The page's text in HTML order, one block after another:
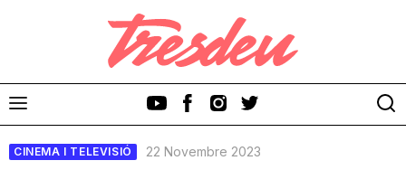
CINEMA I TELEVISIÓ
22 Novembre 2023